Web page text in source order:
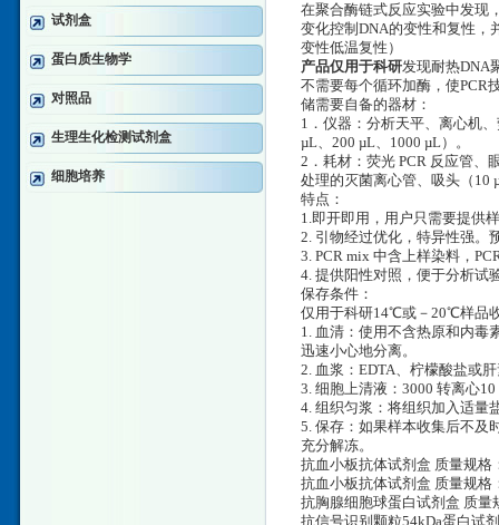
试剂盒
蛋白质生物学
对照品
生理生化检测试剂盒
细胞培养
在聚合酶链式反应实验中发现
变化控制DNA的变性和复性，
变性低温复性）
产品仅用于科研发现耐热DNA
不需要每个循环加酶，使PCR
储需要自备的器材：
1．仪器：分析天平、离心机
µL、200 µL、1000 µL）。
2．耗材：荧光 PCR 反应管、
处理的灭菌离心管、吸头（10
特点：
1.即开即用，用户只需要提供
2. 引物经过优化，特异性强。
3. PCR mix 中含上样染料，
4. 提供阳性对照，便于分析试
保存条件：
仅用于科研14℃或－20℃样品
1. 血清：使用不含热原和内毒
迅速小心地分离。
2. 血浆：EDTA、柠檬酸盐或
3. 细胞上清液：3000 转离心
4. 组织匀浆：将组织加入适量
5. 保存：如果样本收集后不及
充分解冻。
抗血小板抗体试剂盒 质量规格
抗血小板抗体试剂盒 质量规格
抗胸腺细胞球蛋白试剂盒 质量
抗信号识别颗粒54kDa蛋白试